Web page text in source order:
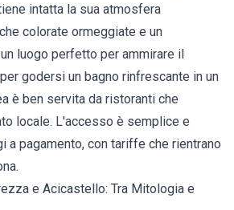
intatta la sua atmosfera
colorate ormeggiate e un
luogo perfetto per ammirare il
godersi un bagno rinfrescante in un
è ben servita da ristoranti che
locale. L'accesso è semplice e
a pagamento, con tariffe che rientrano
e Acicastello: Tra Mitologia e